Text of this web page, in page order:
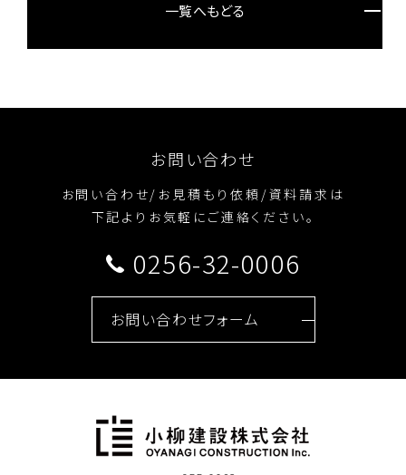
一覧へもどる
お問い合わせ
お問い合わせ/お見積もり依頼/資料請求は
下記よりお気軽にご連絡ください。
0256-32-0006
お問い合わせフォーム